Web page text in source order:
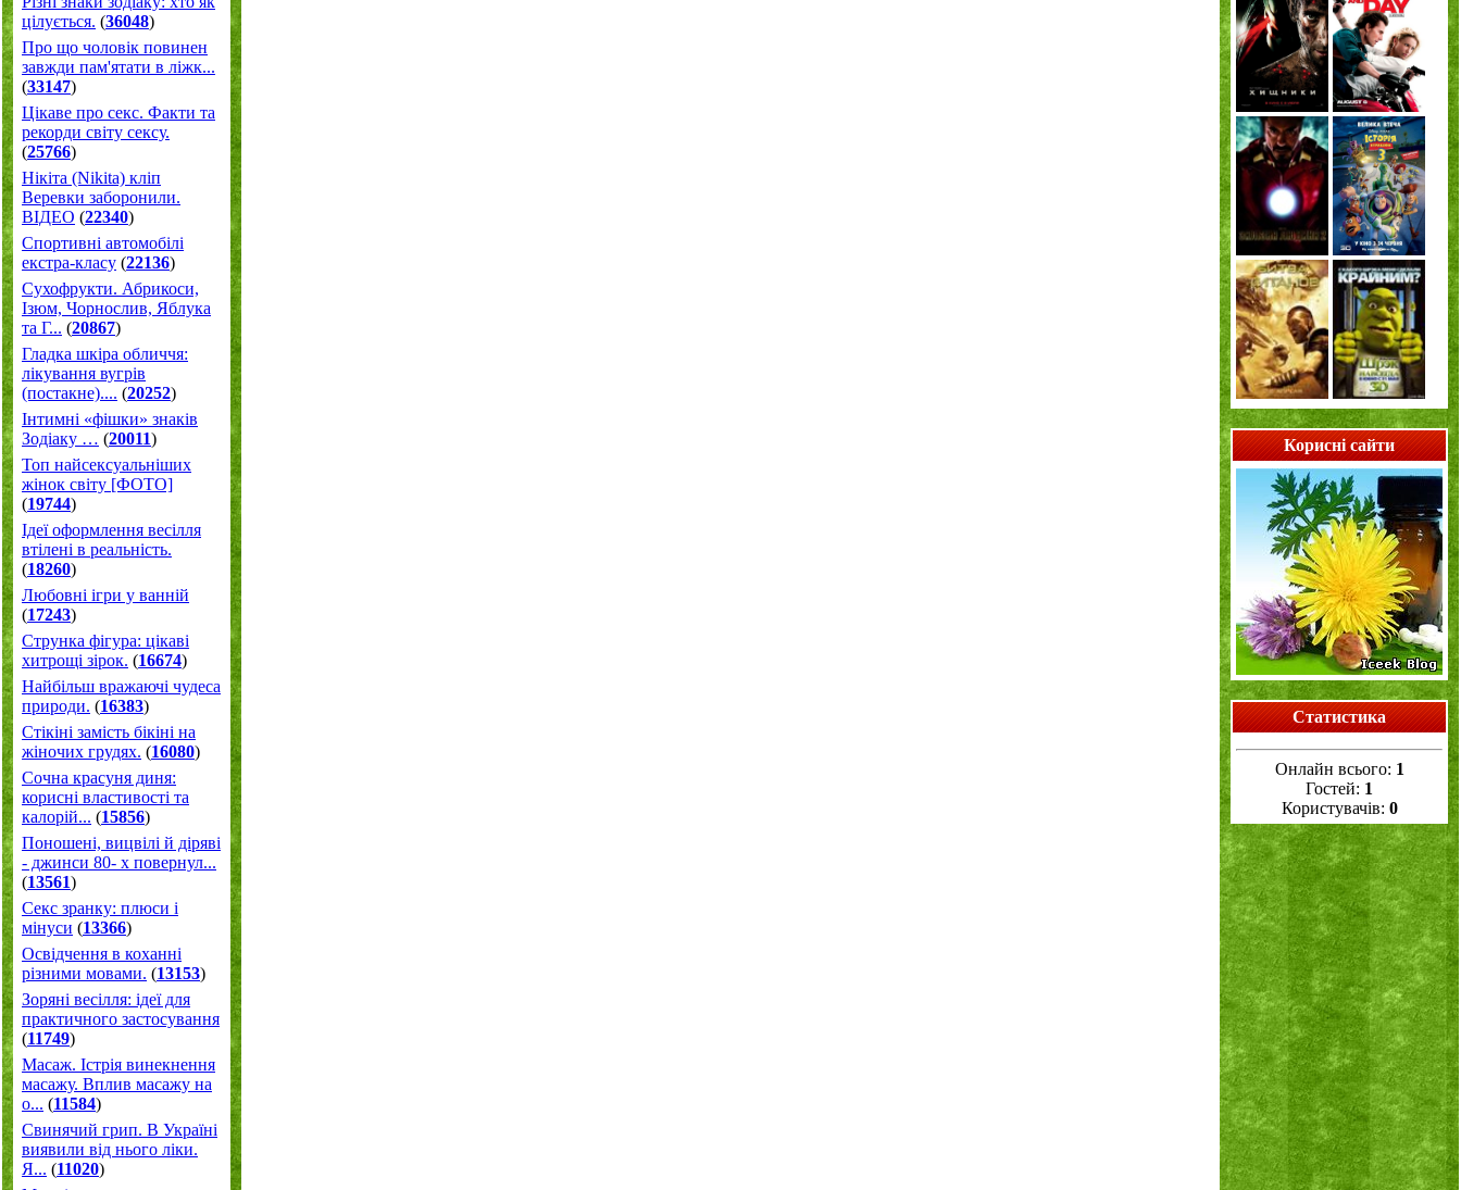
цілується. (36048)
Про що чоловік повинен
завжди пам'ятати в ліжк...
(33147)
Цікаве про секс. Факти та
рекорди світу сексу.
(25766)
Нікіта (Nikita) кліп
Веревки заборонили.
ВІДЕО (22340)
Спортивні автомобілі
екстра-класу (22136)
Cухофрукти. Абрикоси,
Ізюм, Чорнослив, Яблука
та Г... (20867)
Гладка шкіра обличчя:
лікування вугрів
(постакне).... (20252)
Інтимні «фішки» знаків
Зодіаку … (20011)
Топ найсексуальніших
жінок світу [ФОТО]
(19744)
Ідеї оформлення весілля
втілені в реальність.
(18260)
Любовні ігри у ванній
(17243)
Струнка фігура: цікаві
хитрощі зірок. (16674)
Найбільш вражаючі чудеса
природи. (16383)
Стікіні замість бікіні на
жіночих грудях. (16080)
Сочна красуня диня:
корисні властивості та
калорій... (15856)
Поношені, вицвілі й діряві
- джинси 80- х повернул...
(13561)
Секс зранку: плюси і
мінуси (13366)
Освідчення в коханні
різними мовами. (13153)
Зоряні весілля: ідеї для
практичного застосування
(11749)
Масаж. Істрія винекнення
масажу. Вплив масажу на
о... (11584)
Свинячий грип. В Україні
виявили від нього ліки.
Я... (11020)
Корисні сайти
Статистика
Онлайн всього: 1
Гостей: 1
Користувачів: 0